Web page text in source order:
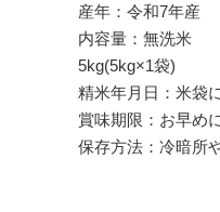
産年：令和7年産
内容量：無洗米
5kg(5kg×1袋)
精米年月日：米袋
賞味期限：お早め
保存方法：冷暗所